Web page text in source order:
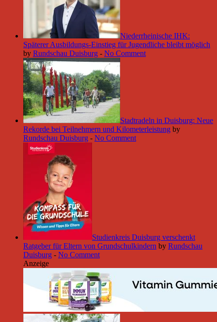
Niederrheinische IHK:
Späterer Ausbildungs-Einstieg für Jugendliche bleibt möglich
by Rundschau Duisburg - No Comment
Stadtradeln in Duisburg: Neue
Rekorde bei Teilnehmern und Kilometerleistung by
Rundschau Duisburg - No Comment
Studienkreis Duisburg verschenkt
Ratgeber für Eltern von Grundschulkindern by Rundschau
Duisburg - No Comment
Anzeige